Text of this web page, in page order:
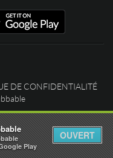
DE CONFIDENTIALITÉ
Play
OUVERT